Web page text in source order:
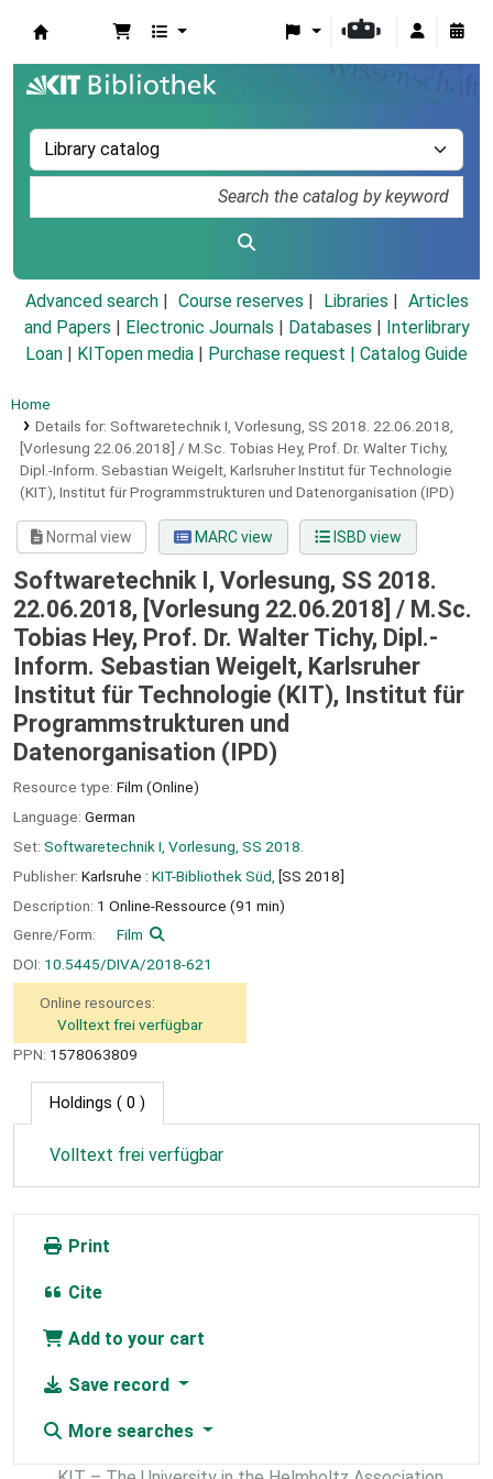
Advanced search Course reserves Libraries
Articles
and Papers
Electronic Journals Databases
Interlibrary
Loan
KITopen media Purchase request | Catalog Guide
Home
Details for: Softwaretechnik I, Vorlesung, SS 2018. 22.06.2018,
[Vorlesung 22.06.2018] / M.Sc. Tobias Hey, Prof. Dr. Walter Tichy,
Dipl.-Inform. Sebastian Weigelt, Karlsruher Institut für Technologie
(KIT), Institut für Programmstrukturen und Datenorganisation (IPD)
Normal view MARC view ISBD view
Softwaretechnik I, Vorlesung, SS 2018.
22.06.2018, [Vorlesung 22.06.2018] / M.Sc.
Tobias Hey, Prof. Dr. Walter Tichy, Dipl.-
Inform. Sebastian Weigelt, Karlsruher
Institut für Technologie (KIT), Institut für
Programmstrukturen und
Datenorganisation (IPD)
Resource type: Film (Online)
Language: German
Set: Softwaretechnik I, Vorlesung, SS 2018.
Publisher: Karlsruhe : KIT-Bibliothek Süd, [SS 2018]
Description: 1 Online-Ressource (91 min)
Genre/Form:
Film
DOI: 10.5445/DIVA/2018-621
Online resources:
Volltext frei verfügbar
PPN: 1578063809
Holdings ( 0 )
Volltext frei verfügbar
Print
Cite
Add to your cart
Save record
More searches